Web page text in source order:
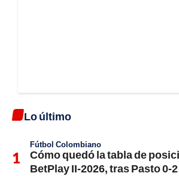
Lo último
Fútbol Colombiano
Cómo quedó la tabla de
BetPlay II-2026, tras Pasto 0-